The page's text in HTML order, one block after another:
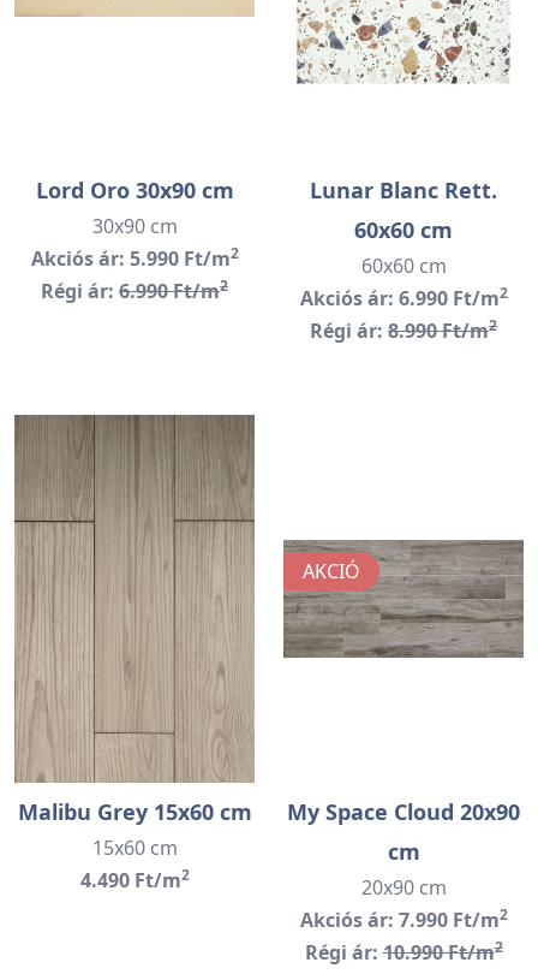
Lord Oro 30x90 cm
30x90 cm
Akciós ár: 5.990 Ft/m2
Régi ár: 6.990 Ft/m2
Lunar Blanc Rett.
60x60 cm
60x60 cm
Akciós ár: 6.990 Ft/m2
Régi ár: 8.990 Ft/m2
Malibu Grey 15x60 cm
15x60 cm
4.490 Ft/m2
AKCIÓ
My Space Cloud 20x90
cm
20x90 cm
Akciós ár: 7.990 Ft/m2
Régi ár:10.990 Ft/m2